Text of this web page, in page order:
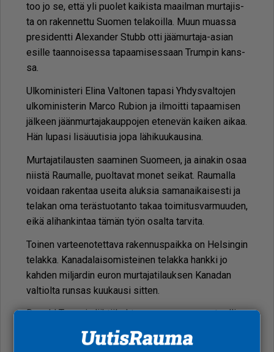
too jo se, et­tä yli puo­let kai­kis­ta maa­il­man mur­ta­jis­
ta on ra­ken­net­tu Suo­men te­la­koil­la. Muun mu­as­sa
pre­si­dent­ti Ale­xan­der Stubb ot­ti jää­mur­ta­ja-asi­an
esil­le taan­noi­ses­sa ta­paa­mi­ses­saan Trum­pin kans­
sa.
Ul­ko­mi­nis­te­ri Eli­na Val­to­nen ta­pa­si Yh­dys­val­to­jen
ul­ko­mi­nis­te­rin Mar­co Ru­bi­on ja il­moit­ti ta­paa­mi­sen
jäl­keen jään­mur­ta­ja­kaup­po­jen ete­ne­vän kai­ken ai­kaa.
Hän lu­pa­si li­sä­uu­ti­sia jopa lä­hi­kuu­kau­si­na.
Mur­ta­ja­ti­laus­ten saa­mi­nen Suo­meen, ja ai­na­kin osaa
niis­tä Rau­mal­le, puol­ta­vat mo­net sei­kat. Rau­mal­la
voi­daan ra­ken­taa usei­ta aluk­sia sa­ma­nai­kai­ses­ti ja
te­la­kan oma te­räs­tuo­tan­to ta­kaa toi­mi­tus­var­muu­den,
ei­kä ali­han­kin­taa tä­män työn osal­ta tar­vi­ta.
Toi­nen var­tee­no­tet­ta­va ra­ken­nus­paik­ka on Hel­sin­gin
te­lak­ka. Ka­na­da­lai­so­mis­tei­nen te­lak­ka hank­ki jo
kah­den mil­jar­din eu­ron mur­ta­ja­ti­lauk­sen Ka­na­dan
val­ti­ol­ta run­sas kuu­kau­si sit­ten.
Do­nald Trum­pin läh­tö­koh­ta­na on oman maan te­ol­li­
suu­den vah­vis­ta­mi­nen. Tätä tu­ki­si hy­vin jää­mur­ta­jien
val­mis­ta­mi­nen ko­ti­maas­sa. On­gel­mak­si muo­dos­tuu